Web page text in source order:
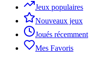
Jeux populaires
Nouveaux jeux
Joués récemment
Mes Favoris